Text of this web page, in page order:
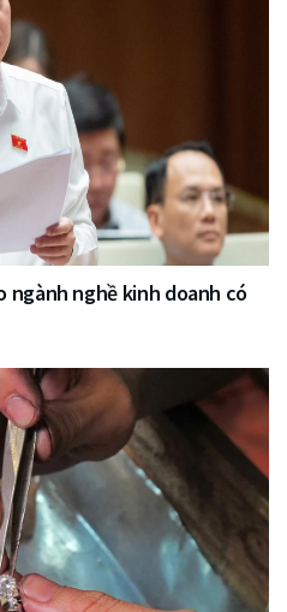
ngành nghề kinh doanh có